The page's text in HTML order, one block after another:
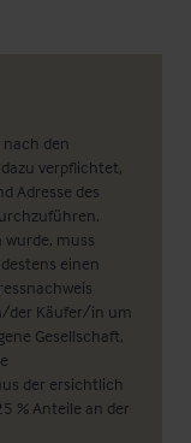
nach den
verpflichtet,
Adresse des
muss
einen
der Käufer/in um
Gesellschaft,
der ersichtlich
% Anteile an der